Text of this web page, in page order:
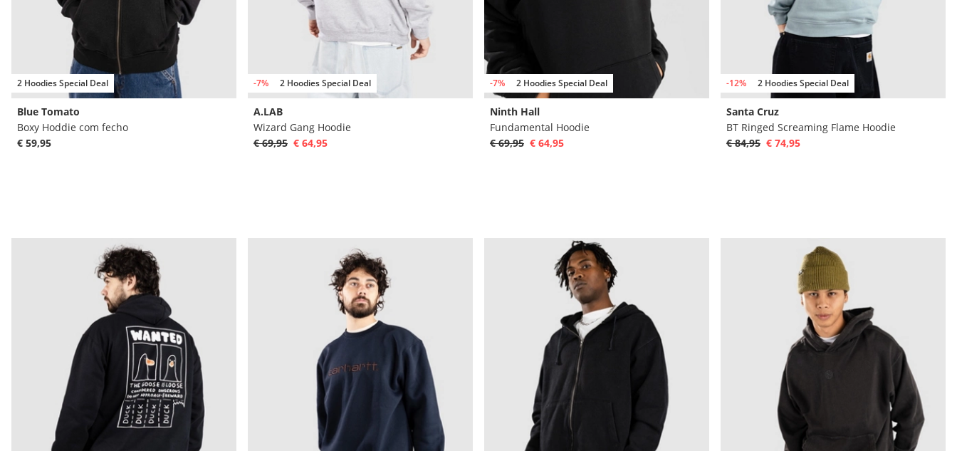
2 Hoodies Special Deal
Blue Tomato
Boxy Hoddie com fecho
€ 59,95
-7% 2 Hoodies Special Deal
A.LAB
Wizard Gang Hoodie
€ 69,95 € 64,95
-7% 2 Hoodies Special Deal
Ninth Hall
Fundamental Hoodie
€ 69,95 € 64,95
-12% 2 Hoodies Special Deal
Santa Cruz
BT Ringed Screaming Flame Hoodie
€ 84,95 € 74,95